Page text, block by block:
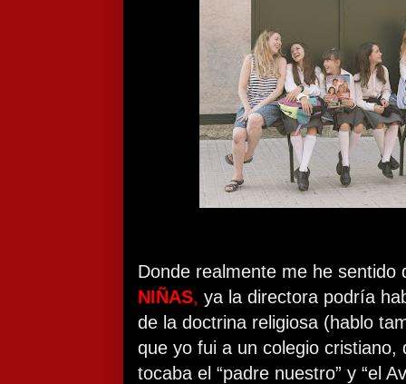
Donde realmente me he
NIÑAS, ya la directora podría
de la doctrina religiosa (hablo
que yo fui a un colegio cristiano,
tocaba el “padre nuestro” y “el